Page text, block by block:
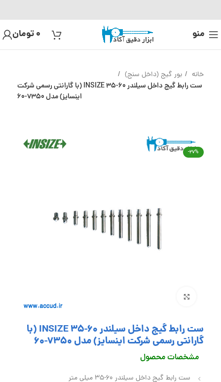
منو 0تومان
خانه بور گیج (داخل سنج)
ست رابط گیج داخل سیلندر 60-35 INSIZE (با گارانتی رسمی شرکت
اینسایز) مدل 7350-60
-27%
ست رابط گیج داخل سیلندر 60-35 INSIZE (با
گارانتی رسمی شرکت اینسایز) مدل 7350-60
مشخصات محصول
ست رابط گیج داخل سیلندر 60-35 میلی متر